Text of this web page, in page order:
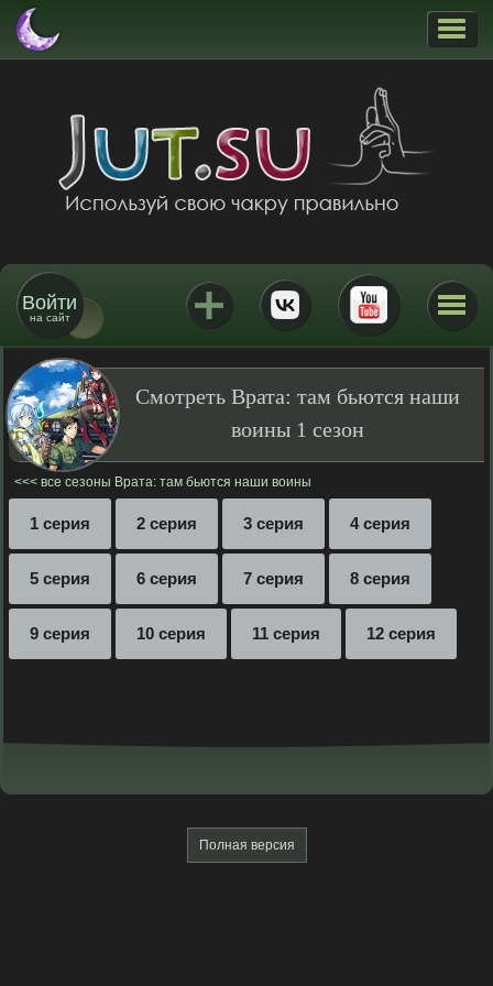
Войти
на сайт
Смотреть Врата: там бьются наши
воины 1 сезон
все сезоны Врата: там бьются наши воины
1 серия 2 серия 3 серия 4 серия
5 серия 6 серия 7 серия 8 серия
9 серия 10 серия 11 серия 12 серия
Полная версия